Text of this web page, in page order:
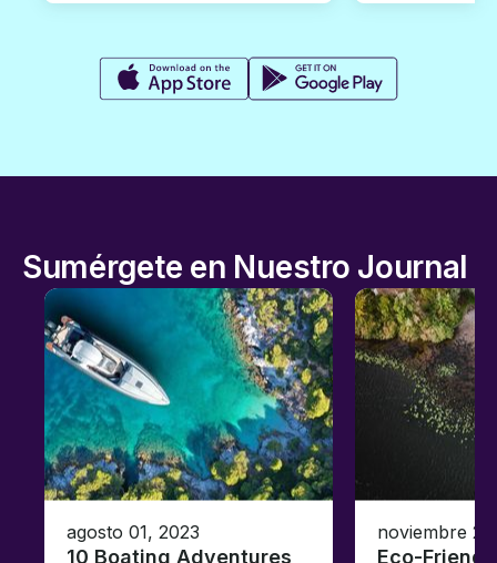
Sumérgete en Nuestro Journal
agosto 01, 2023
10 Boating Adventures
noviembre
Eco-